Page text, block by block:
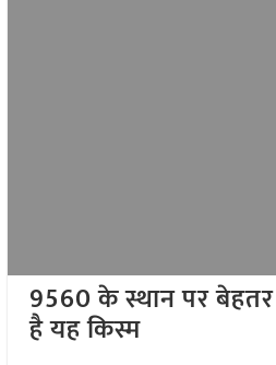
9560 के स्थान पर
है यह किस्म